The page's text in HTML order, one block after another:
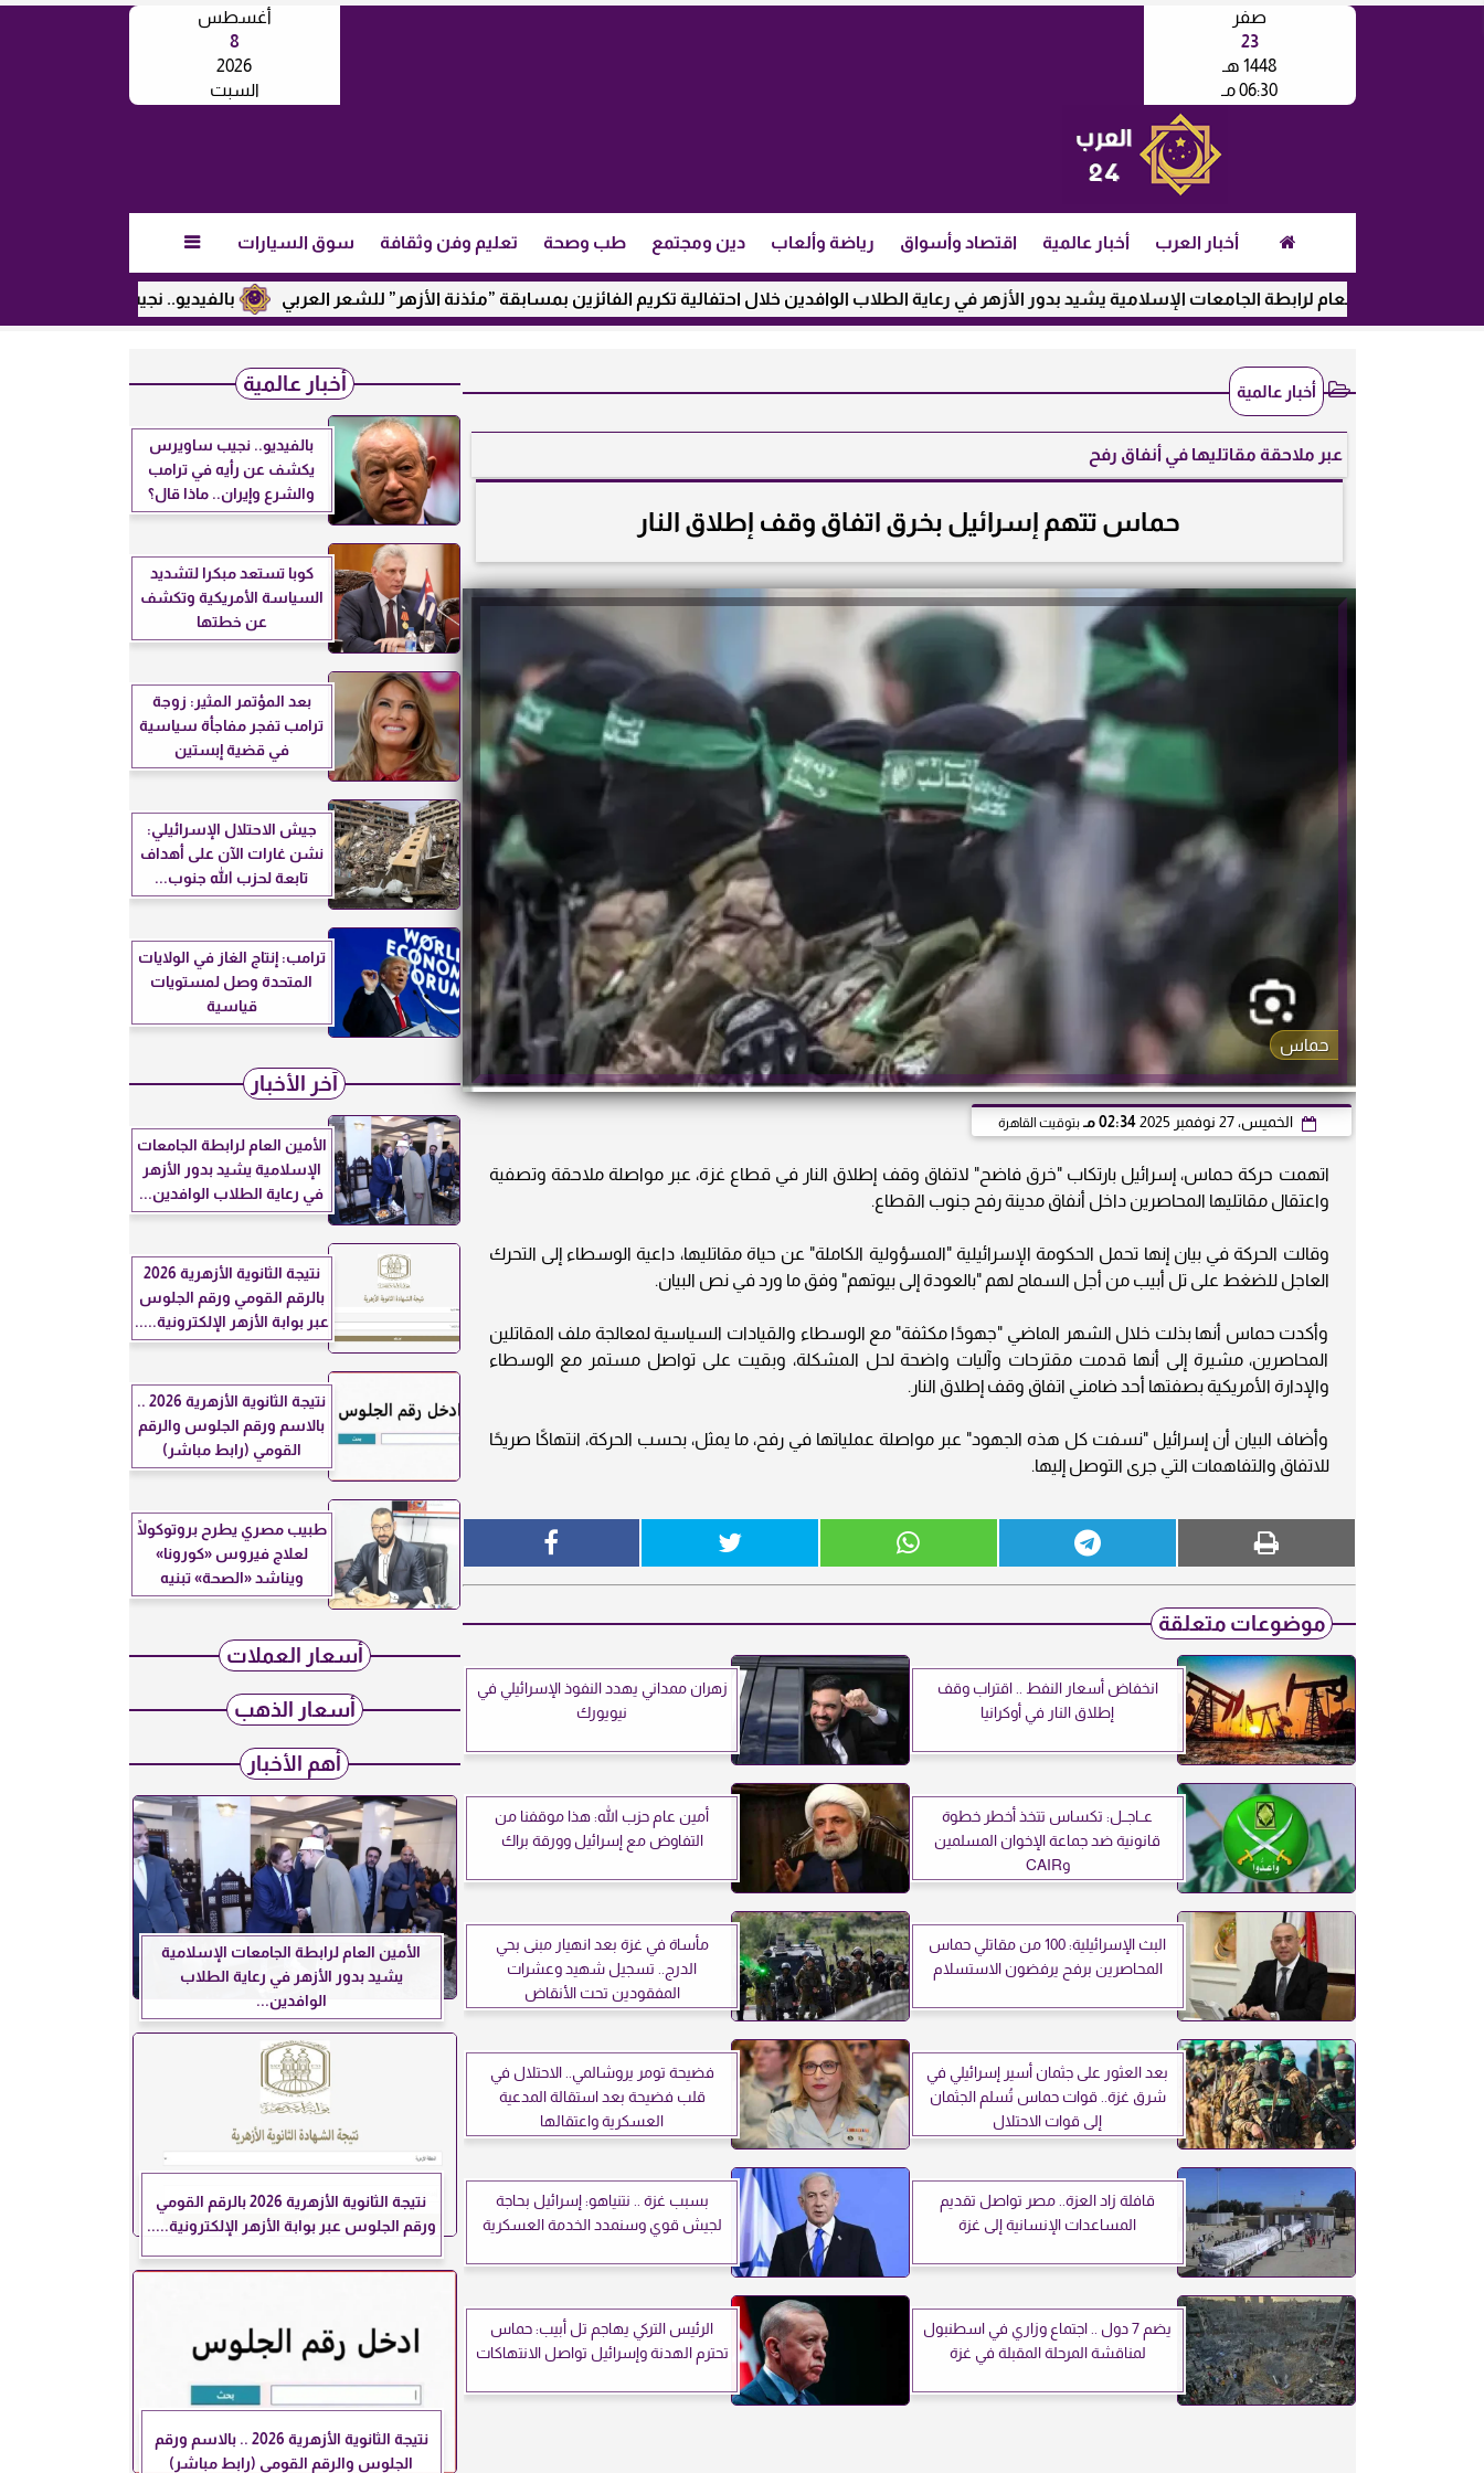
أغسطس
8
2026
السبت
صفر
23
1448 هـ
06:30 مـ
أخبار العرب أخبار عالمية اقتصاد وأسواق رياضة وألعاب دين ومجتمع طب وصحة تعليم وفن وثقافة سوق السيارات 
بالفيديو.. نجيب ساويرس يكشف عن رأيه الأمين العام لرابطة الجامعات الإسلامية يشيد بدور الأزهر في رعاية الطلاب الوافدين خلال احتفالية تكريم الفائزين بمسابقة ”مئذنة الأزهر” للشعر العربي
أخبار عالمية
عبر ملاحقة مقاتليها في أنفاق رفح
حماس تتهم إسرائيل بخرق اتفاق وقف إطلاق النار
حماس
الخميس، 27 نوفمبر 2025 02:34 مـ بتوقيت القاهرة
اتهمت حركة حماس، إسرائيل بارتكاب "خرق فاضح" لاتفاق وقف إطلاق النار في قطاع غزة، عبر مواصلة ملاحقة وتصفية
واعتقال مقاتليها المحاصرين داخل أنفاق مدينة رفح جنوب القطاع.
وقالت الحركة في بيان إنها تحمل الحكومة الإسرائيلية "المسؤولية الكاملة" عن حياة مقاتليها، داعية الوسطاء إلى التحرك
العاجل للضغط على تل أبيب من أجل السماح لهم "بالعودة إلى بيوتهم" وفق ما ورد في نص البيان.
وأكدت حماس أنها بذلت خلال الشهر الماضي "جهودًا مكثفة" مع الوسطاء والقيادات السياسية لمعالجة ملف المقاتلين
المحاصرين، مشيرة إلى أنها قدمت مقترحات وآليات واضحة لحل المشكلة، وبقيت على تواصل مستمر مع الوسطاء
والإدارة الأمريكية بصفتها أحد ضامني اتفاق وقف إطلاق النار.
وأضاف البيان أن إسرائيل "نسفت كل هذه الجهود" عبر مواصلة عملياتها في رفح، ما يمثل، بحسب الحركة، انتهاكًا صريحًا
للاتفاق والتفاهمات التي جرى التوصل إليها.
موضوعات متعلقة
انخفاض أسعار النفط .. اقتراب وقف
إطلاق النار في أوكرانيا
زهران ممداني يهدد النفوذ الإسرائيلي في
نيويورك
عــاجــل: تكساس تتخذ أخطر خطوة
قانونية ضد جماعة الإخوان المسلمين
وCAIR
أمين عام حزب الله: هذا موقفنا من
التفاوض مع إسرائيل وورقة براك
البث الإسرائيلية: 100 من مقاتلي حماس
المحاصرين برفح يرفضون الاستسلام
مأساة في غزة بعد انهيار مبنى بحي
الدرج.. تسجيل شهيد وعشرات
المفقودين تحت الأنقاض
بعد العثور على جثمان أسير إسرائيلي في
شرق غزة.. قوات حماس تُسلم الجثمان
إلى قوات الاحتلال
فضيحة تومر يروشالمي.. الاحتلال في
قلب فضيحة بعد استقالة المدعية
العسكرية واعتقالها
قافلة زاد العزة.. مصر تواصل تقديم
المساعدات الإنسانية إلى غزة
بسبب غزة .. نتنياهو: إسرائيل بحاجة
لجيش قوي وسنمدد الخدمة العسكرية
يضم 7 دول .. اجتماع وزاري في اسطنبول
لمناقشة المرحلة المقبلة في غزة
الرئيس التركي يهاجم تل أبيب: حماس
تحترم الهدنة وإسرائيل تواصل الانتهاكات
أخبار عالمية
بالفيديو.. نجيب ساويرس
يكشف عن رأيه في ترامب
والشرع وإيران.. ماذا قال؟
كوبا تستعد مبكرا لتشديد
السياسة الأمريكية وتكشف
عن خطتها
بعد المؤتمر المثير: زوجة
ترامب تفجر مفاجأة سياسية
في قضية إبستين
جيش الاحتلال الإسرائيلي:
نشن غارات الآن على أهداف
تابعة لحزب الله جنوب...
ترامب: إنتاج الغاز في الولايات
المتحدة وصل لمستويات
قياسية
آخر الأخبار
الأمين العام لرابطة الجامعات
الإسلامية يشيد بدور الأزهر
في رعاية الطلاب الوافدين...
نتيجة الثانوية الأزهرية 2026
بالرقم القومي ورقم الجلوس
عبر بوابة الأزهر الإلكترونية.....
نتيجة الثانوية الأزهرية 2026 ..
بالاسم ورقم الجلوس والرقم
القومي (رابط مباشر)
طبيب مصري يطرح بروتوكولًا
لعلاج فيروس «كورونا»
ويناشد «الصحة» تبنيه
أسعار العملات
أسعار الذهب
أهم الأخبار
الأمين العام لرابطة الجامعات الإسلامية
يشيد بدور الأزهر في رعاية الطلاب
الوافدين...
نتيجة الثانوية الأزهرية 2026 بالرقم القومي
ورقم الجلوس عبر بوابة الأزهر الإلكترونية.....
نتيجة الثانوية الأزهرية 2026 .. بالاسم ورقم
الجلوس والرقم القومي (رابط مباشر)